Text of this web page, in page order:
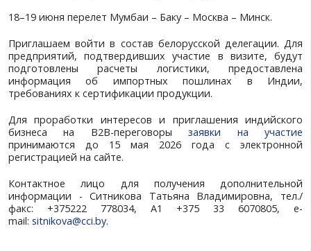
Форум и переговоры организуются совместно
консалтинговой компанией T-Trading,
международного бизнеса, Торгово-
палатой IMC, Центром международной
Программой визита запланировано:
15–16 июня – перелет Минск – Москва – Баку –
16 июня – встречи в госорганах Мумбаи по
Александром Мацуковым;
17 июня – участие в Индийско-Белорусском